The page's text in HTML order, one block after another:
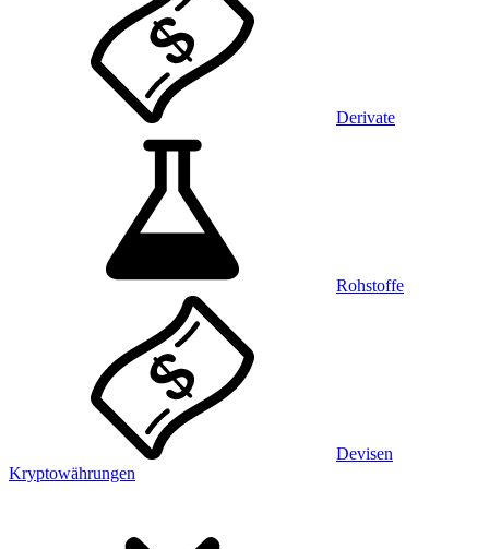
Derivate
Rohstoffe
Devisen
Kryptowährungen